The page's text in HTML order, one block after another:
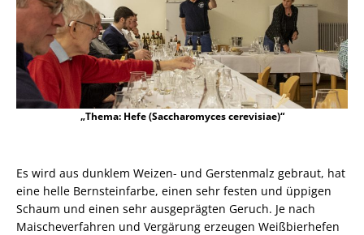
„Thema: Hefe (Saccharomyces cerevisiae)“
Es wird aus dunklem Weizen- und Gerstenmalz gebraut, hat
eine helle Bernsteinfarbe, einen sehr festen und üppigen
Schaum und einen sehr ausgeprägten Geruch. Je nach
Maischeverfahren und Vergärung erzeugen Weißbierhefen